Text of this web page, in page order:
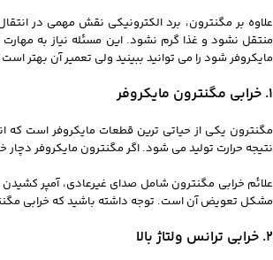
علاوه بر مگنترون، برد الکترونیکی نقش مهمی در
منتقل نشود و غذا گرم نشود. این مسئله نیاز به
مایکروفر شود را می توانید ببینید ولی تعمیر آن
1. خرابی مگنترون مایکروفر
مگنترون یکی از حیاتی‌ ترین قطعات مایکروفر است که
نتیجه حرارت تولید می‌ شود. اگر مگنترون مایکروفر
علائم خرابی مگنترون شامل صدای غیرعادی، آمپر
مشکل تعویض آن است. توجه داشته باشید که خرابی
2. خرابی ترانس ولتاژ بالا